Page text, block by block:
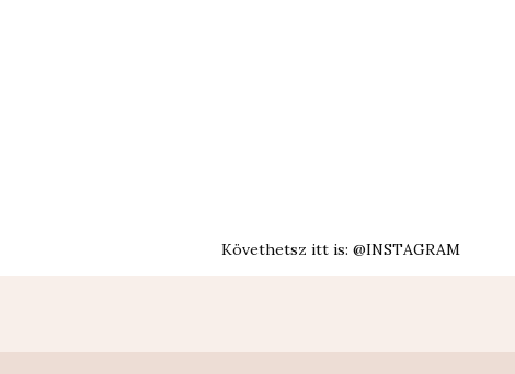
Követhetsz itt is: @INSTAGRAM